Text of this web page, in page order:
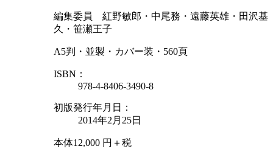
編集委員 紅野敏郎・中尾務・遠藤英雄・田沢基
久・笹瀬王子
A5判・並製・カバー装・560頁
ISBN：
978-4-8406-3490-8
初版発行年月日：
2014年2月25日
本体12,000 円＋税